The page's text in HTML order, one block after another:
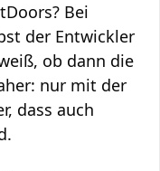
Bei
der Entwickler
ob dann die
nur mit der
dass auch